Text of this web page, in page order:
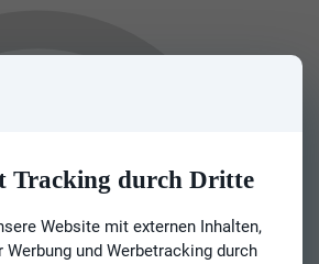
Tracking durch Dritte
Website mit externen Inhalten,
und Werbetracking durch